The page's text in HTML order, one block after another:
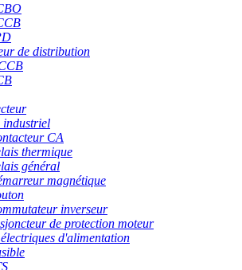
de distribution
industriel
CA
thermique
général
magnétique
inverseur
de protection moteur
d'alimentation